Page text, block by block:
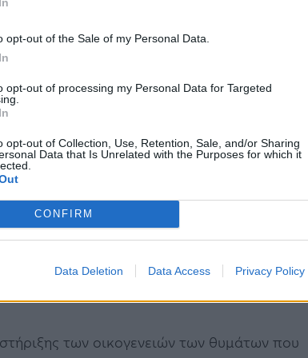
opt-out of the Sale of my Personal Data.
opt-out of processing my Personal Data for Targeted
opt-out of Collection, Use, Retention, Sale, and/or Sharing
Data that Is Unrelated with the Purposes for which it
CONFIRM
Data Deletion Data Access Privacy Policy
πάνω στον πίνακα μετά την αναχώρηση, θα
υπουργός.
σύστημα
θα είχε αποφευχθεί η
σε λανθασμένη γραμμή χωρίς να
αμαξοστοιχίας. «Δεν τα λέω αυτά για να
στην ανθρώπινη διαχείριση, αλλά αν
στη χώρα, θα είχε αποφευχθεί η
των οικογενειών των θυμάτων που